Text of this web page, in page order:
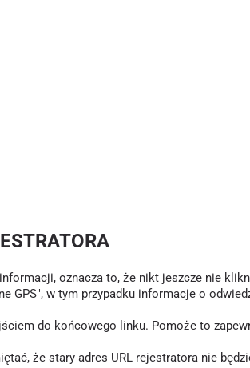
oznacza to, że nikt jeszcze nie
GPS", w tym przypadku informacje o
do końcowego linku. Pomoże to
że stary adres URL rejestratora nie będzie